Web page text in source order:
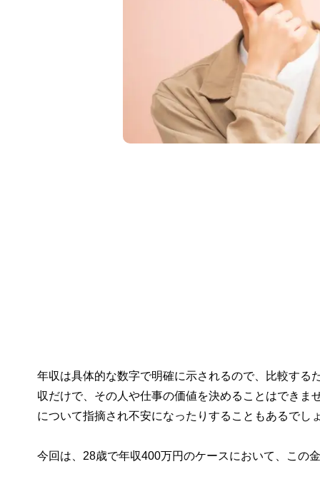
年収は具体的な数字で明確に示されるので、比較する
収だけで、その人や仕事の価値を決めることはでき
について指摘され不安になったりすることもあるでし
今回は、28歳で年収400万円のケースにおいて、この